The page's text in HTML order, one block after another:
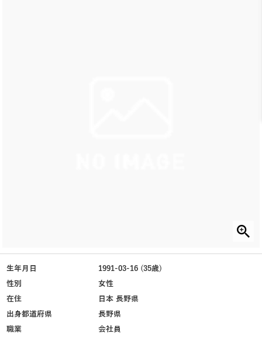
生年月日
1991-03-16 (35歳)
性別
女性
在住
日本 長野県
出身都道府県
長野県
職業
会社員